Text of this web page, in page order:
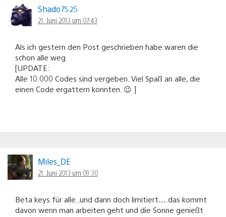
Shado7525
21. Juni 2013 um 07:43
Als ich gestern den Post geschrieben habe waren die
schon alle weg
[UPDATE:
Alle 10.000 Codes sind vergeben. Viel Spaß an alle, die
einen Code ergattern konnten. 😉 ]
Miles_DE
21. Juni 2013 um 09:30
Beta keys für alle..und dann doch limitiert….das kommt
davon wenn man arbeiten geht und die Sonne genießt